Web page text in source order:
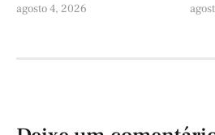
agosto 4, 2026